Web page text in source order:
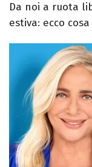
Da noi a ruota
estiva: ecco